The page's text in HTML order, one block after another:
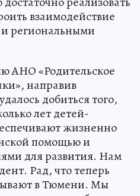
взаимодействие
региональными
АНО «Родительское
направив
добиться того,
лет детей-
жизненно
помощью и
для развития. Нам
Рад, что теперь
в Тюмени. Мы